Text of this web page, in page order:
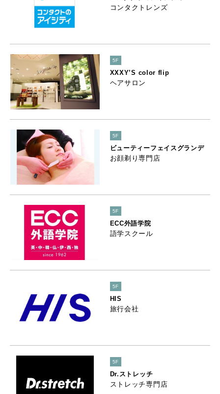
コンタクトレンズ
5F
XXXY’S color flip
ヘアサロン
5F
ビューティーフェイスグランデ
お顔剃り専門店
5F
ECC外語学院
語学スクール
5F
HIS
旅行会社
5F
Dr.ストレッチ
ストレッチ専門店